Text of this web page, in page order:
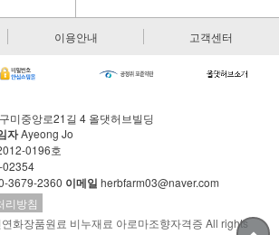
이용안내 고객센터
미중앙로21길 4 올댓허브빌딩
자Ayeong Jo
0196호
3679-2360 이메일 herbfarm03@naver.com
리방침
화장품원료 비누재료 아로마조향자격증 All rights